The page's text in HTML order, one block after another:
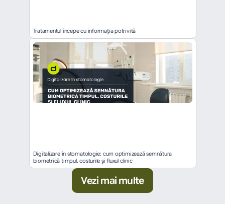
Tratamentul începe cu informația potrivită
Digitalizare în stomatologie: cum optimizează semnătura
biometrică timpul, costurile și fluxul clinic
Vezi mai multe